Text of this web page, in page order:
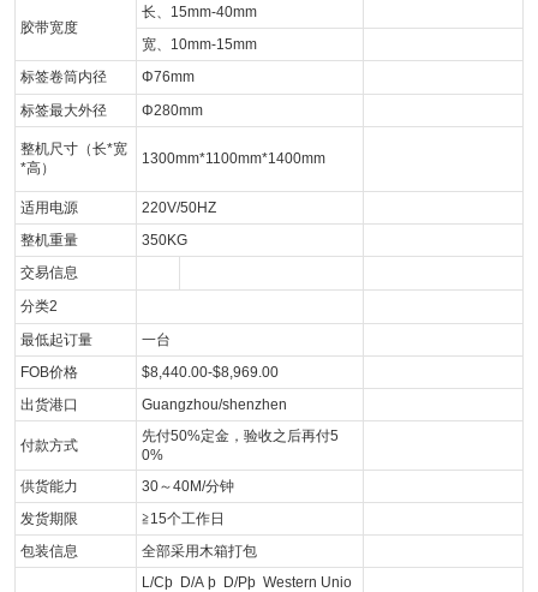
胶带宽度
长、15mm-40mm
宽、10mm-15mm
标签卷筒内径
Φ76mm
标签最大外径
Φ280mm
整机尺寸（长*宽
*高）
1300mm*1100mm*1400mm
适用电源
220V/50HZ
整机重量
350KG
交易信息
分类2
最低起订量
一台
FOB价格
$8,440.00-$8,969.00
出货港口
Guangzhou/shenzhen
付款方式
先付50%定金，验收之后再付5
0%
供货能力
30～40M/分钟
发货期限
≧15个工作日
包装信息
全部采用木箱打包
L/Cþ D/A þ D/Pþ Western Unio